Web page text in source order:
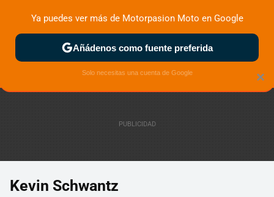
ZONA DE PRUEBAS DEPORTIVAS MOTOS ELÉCTRICAS
Kevin Schwantz
×
Ya puedes ver más de Motorpasion Moto en Google
Añádenos como fuente preferida
Solo necesitas una cuenta de Google